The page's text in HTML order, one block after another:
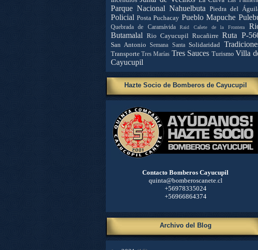
Parque Nacional Nahuelbuta Piedra del
Policial Posta Puchacay Pueblo Mapuche
Quebrada de Caramávida Raid Cañete de la Frontera
Butamalal Rio Cayucupil Rucañirre Ruta P-
San Antonio Semana Santa Solidaridad
Transporte Tres Marías Tres Sauces Turismo Villa
Cayucupil
Hazte Socio de Bomberos de Cayucupil
Contacto Bomberos Cayucupil
quinta@bomberoscanete.cl
+56978335024
+56966864374
Archivo del Blog